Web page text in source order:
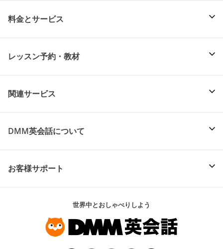
料金とサービス
レッスン予約・教材
関連サービス
DMM英会話について
お客様サポート
世界中とおしゃべりしよう